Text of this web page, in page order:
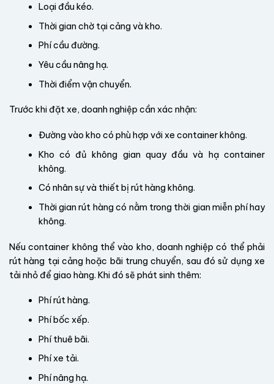
Loại đầu kéo.
Thời gian chờ tại cảng và kho.
Phí cầu đường.
Yêu cầu nâng hạ.
Thời điểm vận chuyển.
Trước khi đặt xe, doanh nghiệp cần xác nhận:
Đường vào kho có phù hợp với xe container không.
Kho có đủ không gian quay đầu và hạ container
không.
Có nhân sự và thiết bị rút hàng không.
Thời gian rút hàng có nằm trong thời gian miễn phí hay
không.
Nếu container không thể vào kho, doanh nghiệp có thể phải
rút hàng tại cảng hoặc bãi trung chuyển, sau đó sử dụng xe
tải nhỏ để giao hàng. Khi đó sẽ phát sinh thêm:
Phí rút hàng.
Phí bốc xếp.
Phí thuê bãi.
Phí xe tải.
Phí nâng hạ.